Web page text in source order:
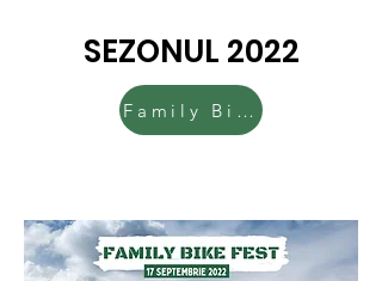
SEZONUL 2022
Family Bike Fest